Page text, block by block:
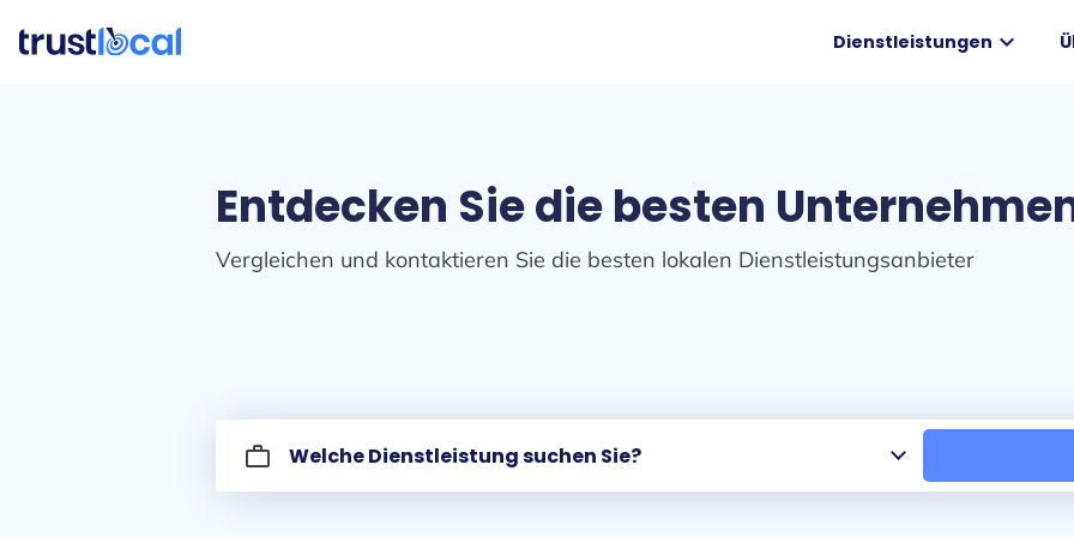
Dienstleistungen expand_more
Entdecken Sie die besten
Vergleichen und kontaktieren Sie die besten lokalen Dienstleistungsanbieter
work_outline